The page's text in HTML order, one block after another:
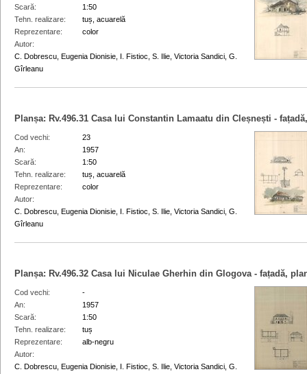
Scară
1:50
Tehn. realizare
tuș, acuarelă
Reprezentare
color
Autor
C. Dobrescu, Eugenia Dionisie, I. Fistioc, S. Ilie, Victoria Sandici, G.
Gîrleanu
Planșa: Rv.496.31 Casa lui Constantin Lamaatu din Cleșnești -
Cod vechi
23
An
1957
Scară
1:50
Tehn. realizare
tuș, acuarelă
Reprezentare
color
Autor
C. Dobrescu, Eugenia Dionisie, I. Fistioc, S. Ilie, Victoria Sandici, G.
Gîrleanu
Planșa: Rv.496.32 Casa lui Niculae Gherhin din Glogova - fațadă,
Cod vechi
-
An
1957
Scară
1:50
Tehn. realizare
tuș
Reprezentare
alb-negru
Autor
C. Dobrescu, Eugenia Dionisie, I. Fistioc, S. Ilie, Victoria Sandici, G.